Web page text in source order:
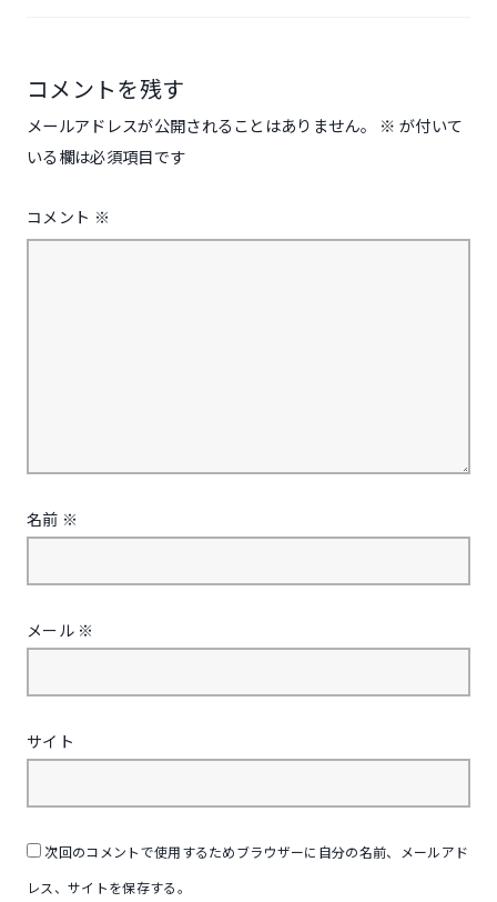
コメントを残す
メールアドレスが公開されることはありません。 ※ が付いて
いる欄は必須項目です
コメント ※
名前 ※
メール ※
サイト
次回のコメントで使用するためブラウザーに自分の名前、メールアド
レス、サイトを保存する。